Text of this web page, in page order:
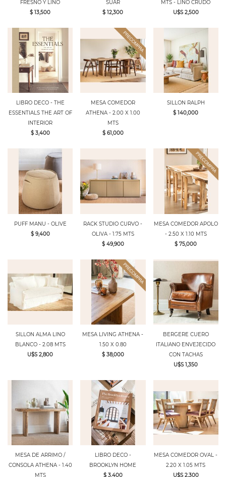
FRESNO Y LINO
$ 13,500
SUAR
$ 12,300
MTS - LINO CRUDO
U$S 2,500
LIBRO DECO - THE
ESSENTIALS THE ART OF
INTERIOR
$ 3,400
MESA COMEDOR
ATHENA - 2.00 X 1.00
MTS
$ 61,000
SILLON RALPH
$ 140,000
PUFF MANU - OLIVE
$ 9,400
RACK STUDIO CURVO -
OLIVA - 1.75 MTS
$ 49,900
MESA COMEDOR APOLO
- 2.50 X 1.10 MTS
$ 75,000
SILLON ALMA LINO
BLANCO - 2.08 MTS
U$S 2,800
MESA LIVING ATHENA -
1.50 X 0.80
$ 38,000
BERGERE CUERO
ITALIANO ENVEJECIDO
CON TACHAS
U$S 1,350
MESA DE ARRIMO /
CONSOLA ATHENA - 1.40
MTS
LIBRO DECO -
BROOKLYN HOME
$ 3,400
MESA COMEDOR OVAL -
2.20 X 1.05 MTS
U$S 2,300